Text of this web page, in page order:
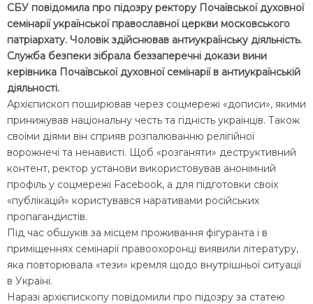
СБУ повідомила про підозру ректору Почаївської духовної
семінарії української православної церкви московського
патріархату. Чоловік здійснював антиукраїнську діяльність.
Служба безпеки зібрала беззаперечні докази вини
керівника Почаївської духовної семінарії в антиукраїнській
діяльності.
Архієпископ поширював через соцмережі «дописи», якими
принижував національну честь та гідність українців. Також
своїми діями він сприяв розпалюванню релігійної
ворожнечі та ненависті. Щоб «розганяти» деструктивний
контент, ректор установи використовував анонімний
профіль у соцмережі Facebook, а для підготовки своїх
«публікацій» користувався наративами російських
пропагандистів.
Під час обшуків за місцем проживання фігуранта і в
приміщеннях семінарії правоохоронці виявили літературу,
яка повторювала «тези» кремля щодо внутрішньої ситуації
в Україні.
Наразі архієпископу повідомили про підозру за статею